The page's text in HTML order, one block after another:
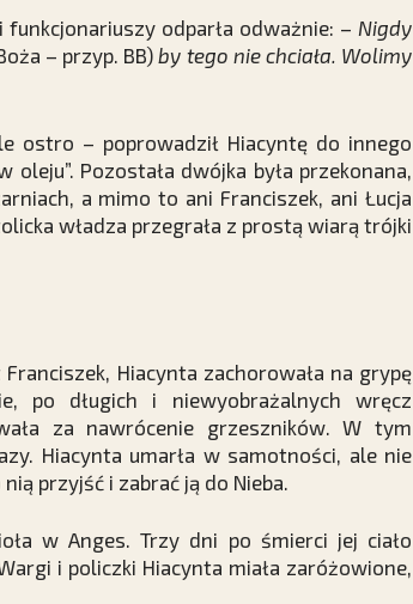
funkcjonariuszy odparła odważnie: – Nigdy
– przyp. BB)by tego nie chciała. Wolimy
ostro – poprowadził Hiacyntę do innego
Pozostała dwójka była przekonana,
a mimo to ani Franciszek, ani Łucja
władza przegrała z prostą wiarą trójki
Hiacynta zachorowała na grypę
po długich i niewyobrażalnych wręcz
za nawrócenie grzeszników. W tym
Hiacynta umarła w samotności, ale nie
przyjść i zabrać ją do Nieba.
w Anges. Trzy dni po śmierci jej ciało
i policzki Hiacynta miała zaróżowione,